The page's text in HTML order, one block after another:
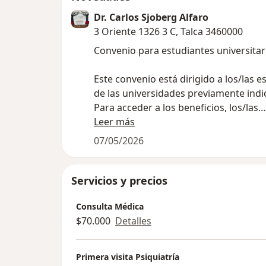
Dr. Carlos Sjoberg Alfaro
3 Oriente 1326 3 C, Talca 3460000
Convenio para estudiantes
Este convenio está dirigido a los/las
de las universidades previamente
Para acceder a los beneficios, los/las
alumnos/as deberán presentar un
emitido por su institución que acredite
deberá ser cancelado por el/la
mismo día de la consulta.
El convenio tendrá vigencia sólo
Leer más
07/05/2026
Servicios y precios
Consulta Médica
$70.000 Detalles
Primera visita Psiquiatría